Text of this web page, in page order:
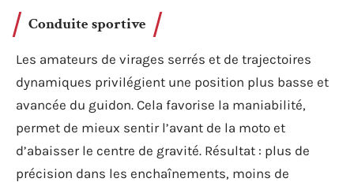
Conduite sportive
Les amateurs de virages serrés et de trajectoires
dynamiques privilégient une position plus basse et
avancée du guidon. Cela favorise la maniabilité,
permet de mieux sentir l’avant de la moto et
d’abaisser le centre de gravité. Résultat : plus de
précision dans les enchaînements, moins de